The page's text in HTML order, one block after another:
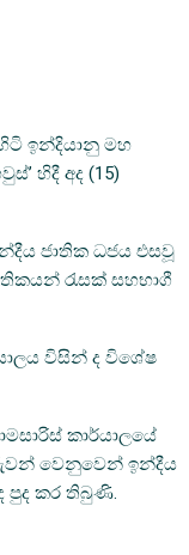
ඉන්දියානු මහ
හිදී අද (15)
ජාතික ධජය එසවූ
රැසක් සහභාගී
විසින් ද විශේෂ
කාර්යාලයේ
වෙනුවෙන් ඉන්දීය
පුද කර තිබුණි.